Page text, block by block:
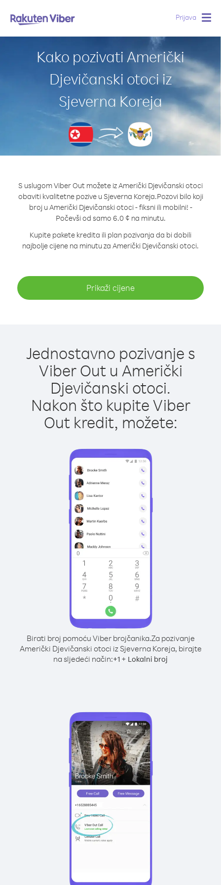
Prijava
Kako pozivati Američki
Djevičanski otoci iz
Sjeverna Koreja
S uslugom Viber Out možete iz Američki Djevičanski otoci
obaviti kvalitetne pozive u Sjeverna Koreja.Pozovi bilo koji
broj u Američki Djevičanski otoci - fiksni ili mobilni! -
Počevši od samo 6.0 ¢ na minutu.
Kupite pakete kredita ili plan pozivanja da bi dobili
najbolje cijene na minutu za Američki Djevičanski otoci.
Prikaži cijene
Jednostavno pozivanje s
Viber Out u Američki
Djevičanski otoci.
Nakon što kupite Viber
Out kredit, možete:
Birati broj pomoću Viber brojčanika.Za pozivanje
Američki Djevičanski otoci iz Sjeverna Koreja, birajte
na sljedeći način:+1 + Lokalni broj